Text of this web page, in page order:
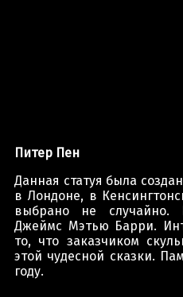
Питер Пен
Данная статуя была
в Лондоне, в
выбрано не случайно.
Джеймс Мэтью Барри.
то, что заказчиком
этой чудесной сказки.
году.